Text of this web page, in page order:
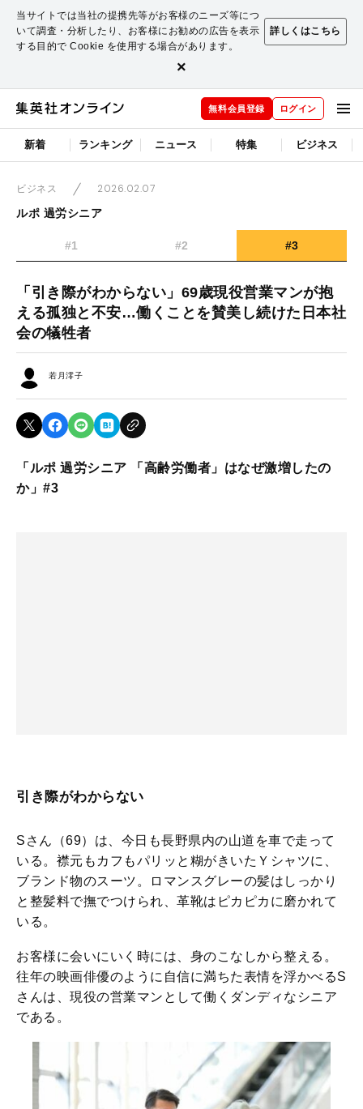
当サイトでは当社の提携先等がお客様のニーズ等につ
いて調査・分析したり、お客様にお勧めの広告を表示
する目的で Cookie を使用する場合があります。
詳しくはこちら
×
無料会員登録 ログイン
新着 ランキング ニュース 特集 ビジネス
ビジネス
2026.02.07
ルポ 過労シニア
#1 #2 #3
「引き際がわからない」69歳現役営業マンが抱
える孤独と不安…働くことを賛美し続けた日本社
会の犠牲者
若月澪子
「ルポ 過労シニア 「高齢労働者」はなぜ激増したの
か」#3
引き際がわからない
Sさん（69）は、今日も長野県内の山道を車で走って
いる。襟元もカフもパリッと糊がきいたＹシャツに、
ブランド物のスーツ。ロマンスグレーの髪はしっかり
と整髪料で撫でつけられ、革靴はピカピカに磨かれて
いる。
お客様に会いにいく時には、身のこなしから整える。
往年の映画俳優のように自信に満ちた表情を浮かべるS
さんは、現役の営業マンとして働くダンディなシニア
である。